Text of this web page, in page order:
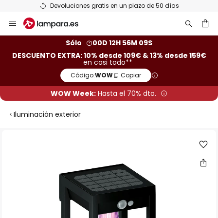
Devoluciones gratis en un plazo de 50 días
al
Sólo
00D 12H 56M 08S
DESCUENTO EXTRA: 10% desde 109€ & 13% desde 159€
en casi todo**
Código:WOW Copiar
WOW Week: Hasta el 70% dto.
Iluminación exterior